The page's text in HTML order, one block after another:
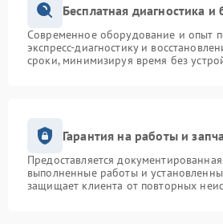
Бесплатная диагностика
Современное оборудование и опыт
экспресс-диагностику и
сроки, минимизируя время без
Гарантия на работы и
Предоставляется
выполненные работы и
защищает клиента от повторных